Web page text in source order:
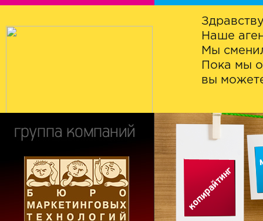
Наше
Мы
Пока мы
вы